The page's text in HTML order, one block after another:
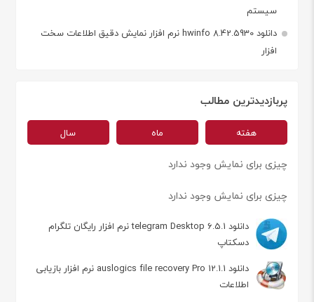
سیستم
دانلود hwinfo 8.42.5930 نرم افزار نمایش دقیق اطلاعات سخت
افزار
پربازدیدترین مطالب
هفته ماه سال
چیزی برای نمایش وجود ندارد
چیزی برای نمایش وجود ندارد
دانلود telegram Desktop 6.5.1 نرم افزار رایگان تلگرام
دسکتاپ
دانلود auslogics file recovery Pro 12.1.1 نرم افزار بازیابی
اطلاعات